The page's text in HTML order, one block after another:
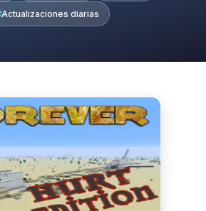
Actualizaciones diarias